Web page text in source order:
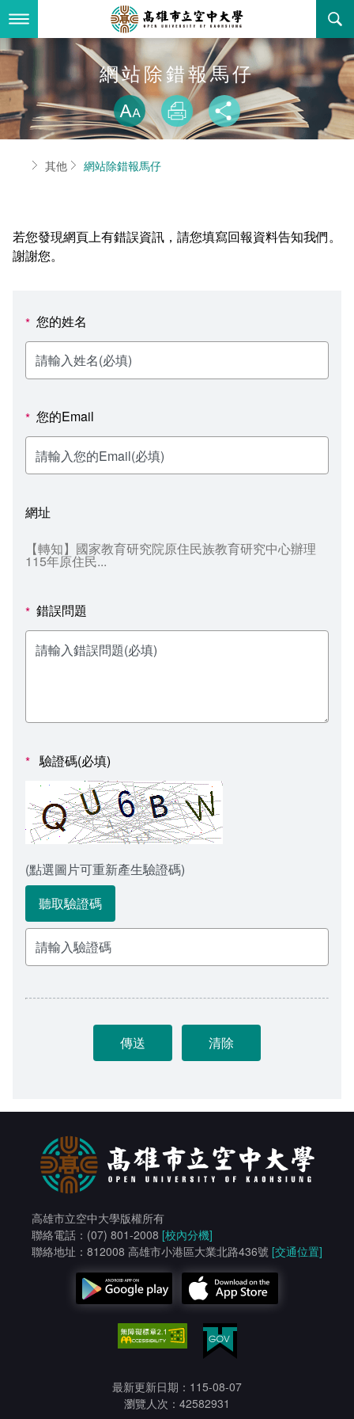
到
要
內最新消息
全部公告
教務公告
學系公告
活動研習
歷史訊息
新聞媒體專區
校園行事曆
報名系統
線上報名查詢
關於本校
空大簡介
立案證明
空大有利的學習條件
環境設備
本校位置
資訊圖像化專區
活動花絮
影音資訊
行政單位
行政單位簡介
校長室
教務處課務組
學習指導中心
輔導處
研發處
秘書處出納組
秘書處文書組
教學媒體處
電算中心
會計室
人事室
學術單位
通識教育中心
法律學系
大眾傳播學系
外國語文學系
文化藝術學系
健康管理與促進學系
其他好站
資訊相關法規
校務資訊
新生報名
在學資訊
校務系統
課程大綱
網路選課
校園行事曆
校內系統
資訊服務線上報修系統
消耗品申請
教室‧會議室預約系統
線上報修最新消息
問卷調查
法令規章
政府公開資訊
常見問答
意見信箱
各單位意見信箱
諮詢信箱進度查詢
影音資訊
網站除錯報馬仔
略過字型切
放大
列印 分享
首頁其他 網站除錯報馬仔
若您發現網頁上有錯誤資訊，請您填寫回報資料告知我們。
謝謝您。
* 您的姓名
* 您的Email
網址
【轉知】國家教育研究院原住民族教育研究中心辦理
115年原住民...
* 錯誤問題
* 驗證碼(必填)
(點選圖片可重新產生驗證碼)
聽取驗證碼
高雄市立空中大學版權所有
聯絡電話：(07) 801-2008 [校內分機]
聯絡地址：812008 高雄市小港區大業北路436號 [交通位置]
最新更新日期：115-08-07
瀏覽人次：42582931